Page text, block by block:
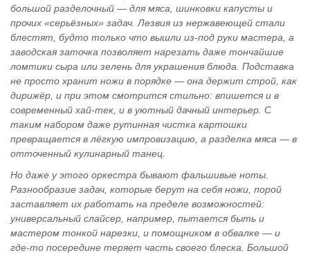
большой разделочный — для мяса, шинковки капусты и
прочих «серьёзных» задач. Лезвия из нержавеющей стали
блестят, будто только что вышли из‑под руки мастера, а
заводская заточка позволяет нарезать даже тончайшие
ломтики сыра или зелень для украшения блюда. Подставка
не просто хранит ножи в порядке — она держит строй, как
дирижёр, и при этом смотрится стильно: впишется и в
современный хай‑тек, и в уютный дачный интерьер. С
таким набором даже рутинная чистка картошки
превращается в лёгкую импровизацию, а разделка мяса — в
отточенный кулинарный танец.
Но даже у этого оркестра бывают фальшивые ноты.
Разнообразие задач, которые берут на себя ножи, порой
заставляет их работать на пределе возможностей:
универсальный слайсер, например, пытается быть и
мастером тонкой нарезки, и помощником в обвалке — и
где‑то посередине теряет часть своего блеска. Большой